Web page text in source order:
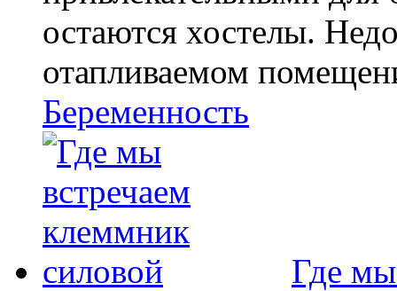
остаются хостелы.
отапливаемом
Беременность
Где